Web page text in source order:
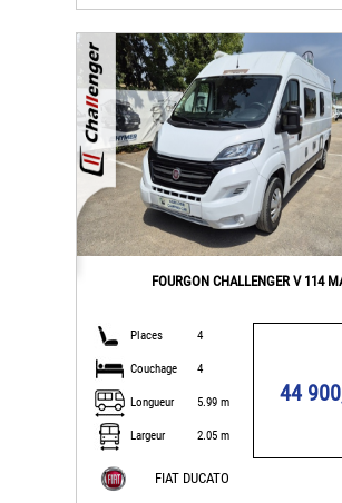
FOURGON CHALLENGER V 114
Places 4
Couchage 4
Longueur 5.99 m
Largeur 2.05 m
44
FIAT DUCATO